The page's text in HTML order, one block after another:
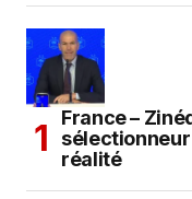
France –
réalité